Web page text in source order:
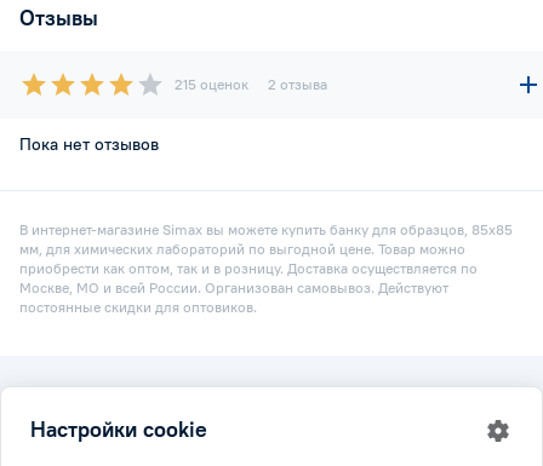
Отзывы
215 оценок 2 отзыва
Пока нет отзывов
В интернет-магазине Simax вы можете купить банку для образцов, 85х85
мм, для химических лабораторий по выгодной цене. Товар можно
приобрести как оптом, так и в розницу. Доставка осуществляется по
Москве, МО и всей России. Организован самовывоз. Действуют
постоянные скидки для оптовиков.
Все права защищены.
Настройки cookie